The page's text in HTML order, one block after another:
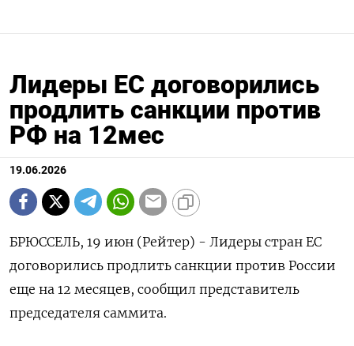
Лидеры ЕС договорились
продлить санкции против
РФ на 12мес
19.06.2026
БРЮССЕЛЬ, 19 июн (Рейтер) - Лидеры ‌стран ЕС
договорились продлить ​санкции против ​России ​
еще ⁠на ‌12 месяцев, ‌сообщил представитель
председателя саммита.